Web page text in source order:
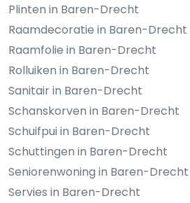
Plinten in Baren-Drecht
Raamdecoratie in Baren-Drecht
Raamfolie in Baren-Drecht
Rolluiken in Baren-Drecht
Sanitair in Baren-Drecht
Schanskorven in Baren-Drecht
Schuifpui in Baren-Drecht
Schuttingen in Baren-Drecht
Seniorenwoning in Baren-Drecht
Servies in Baren-Drecht